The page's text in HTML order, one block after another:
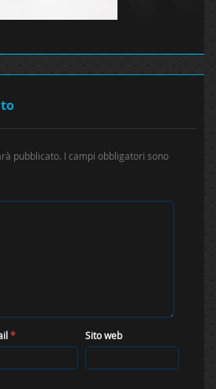
pubblicato. I campi obbligatori sono
* Sito web